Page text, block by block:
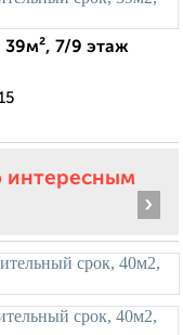
39м², 7/9 этаж
интересным
›